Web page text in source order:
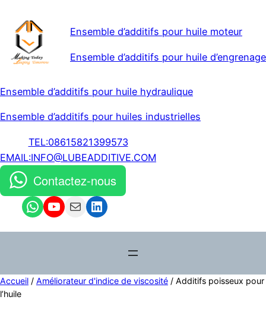
Ensemble d’additifs pour huile moteur
Ensemble d’additifs pour huile d’engrenage
Ensemble d’additifs pour huile hydraulique
Ensemble d’additifs pour huiles industrielles
TEL:08615821399573
EMAIL:INFO@LUBEADDITIVE.COM
Contactez-nous
WhatsApp
YouTube
MailLinkedIn
Accueil / Améliorateur d'indice de viscosité / Additifs poisseux pour
l’huile